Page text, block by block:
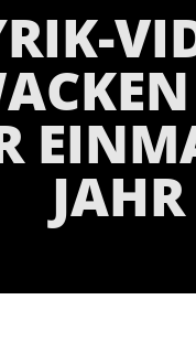
JAHR